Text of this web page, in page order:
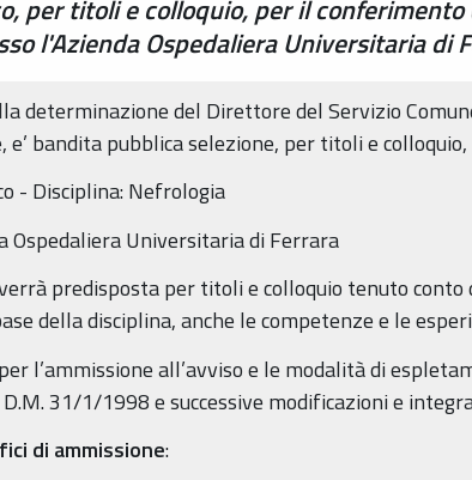
per titoli e colloquio, per il
l'Azienda Ospedaliera Universitaria di
determinazione del Direttore del Servizio
e’ bandita pubblica selezione, per titoli e
- Disciplina: Nefrologia
Ospedaliera Universitaria di Ferrara
predisposta per titoli e colloquio tenuto
della disciplina, anche le competenze e le
l’ammissione all’avviso e le modalità di
31/1/1998 e successive modificazioni e
di ammissione: